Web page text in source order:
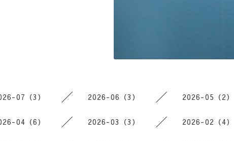
07（3） 2026-06（3） 2026-05（2）
04（6） 2026-03（3） 2026-02（4）